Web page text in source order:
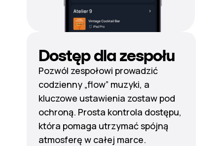
Dostęp dla zespołu
Pozwól zespołowi prowadzić
codzienny „flow” muzyki, a
kluczowe ustawienia zostaw pod
ochroną. Prosta kontrola dostępu,
która pomaga utrzymać spójną
atmosferę w całej marce.